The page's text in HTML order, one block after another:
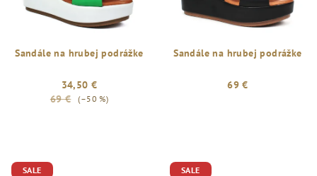
Sandále na hrubej podrážke
34,50 €
69 €
(–50 %)
Sandále na hrubej podrážke
69 €
SALE SALE